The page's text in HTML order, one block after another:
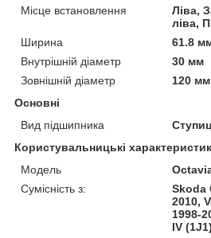
Місце встановлення
Ліва,
ліва,
Ширина
61.8
Внутрішній діаметр
30 мм
Зовнішній діаметр
120 мм
Основні
Вид підшипника
Користувальницькі
Модель
Сумісність з:
Skoda
2010,
1998-
IV